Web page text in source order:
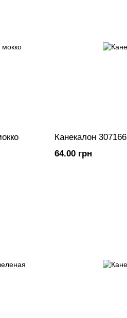
Канекалон 307166
64.00 грн